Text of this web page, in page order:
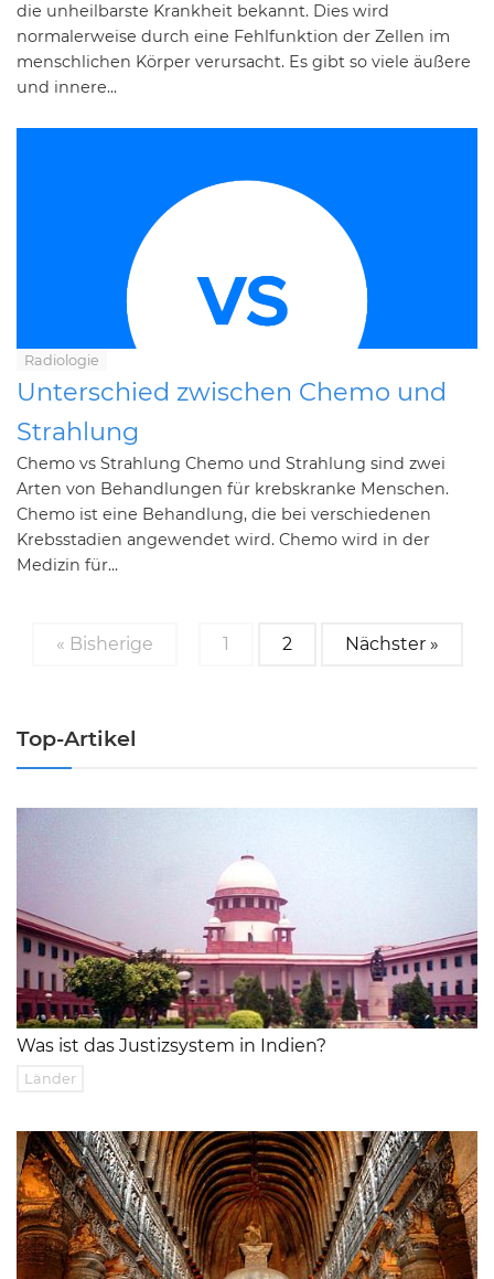
die unheilbarste Krankheit bekannt. Dies wird
normalerweise durch eine Fehlfunktion der Zellen im
menschlichen Körper verursacht. Es gibt so viele äußere
und innere...
Radiologie
Unterschied zwischen Chemo und
Strahlung
Chemo vs Strahlung Chemo und Strahlung sind zwei
Arten von Behandlungen für krebskranke Menschen.
Chemo ist eine Behandlung, die bei verschiedenen
Krebsstadien angewendet wird. Chemo wird in der
Medizin für...
« Bisherige 1 2 Nächster »
Top-Artikel
Was ist das Justizsystem in Indien?
Länder